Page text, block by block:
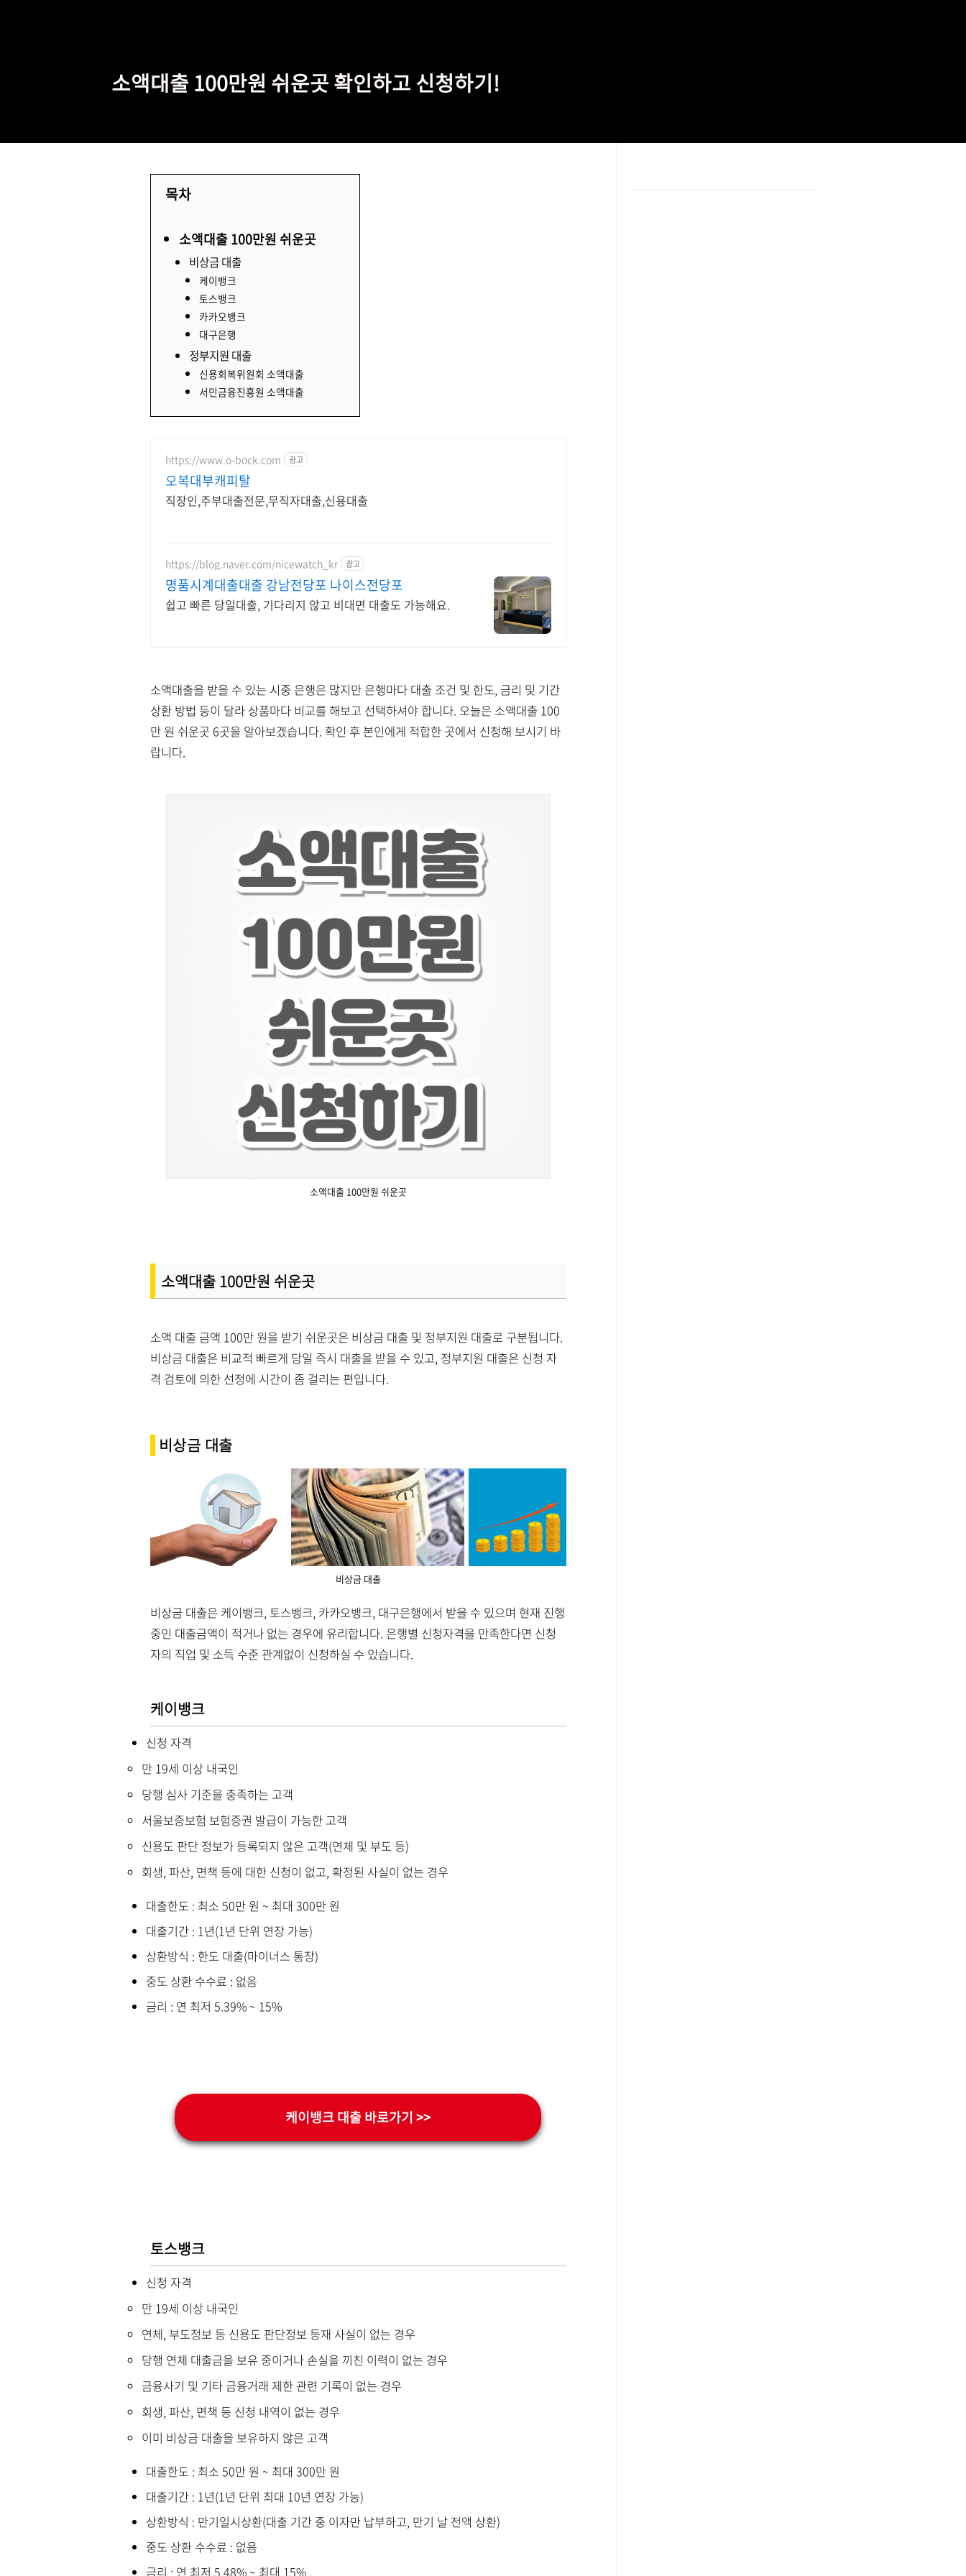
소액대출 100만원 쉬운곳 확인하고 신청하기!
목차
소액대출 100만원 쉬운곳
비상금 대출
케이뱅크
토스뱅크
카카오뱅크
대구은행
정부지원 대출
신용회복위원회 소액대출
서민금융진흥원 소액대출
https://www.o-bock.com 광고
오복대부캐피탈
직장인,주부대출전문,무직자대출,신용대출
https://blog.naver.com/nicewatch_kr 광고
명품시계대출대출 강남전당포 나이스전당포
쉽고 빠른 당일대출, 기다리지 않고 비대면 대출도 가능해요.
소액대출을 받을 수 있는 시중 은행은 많지만 은행마다 대출 조건 및 한도, 금리 및 기간
상환 방법 등이 달라 상품마다 비교를 해보고 선택하셔야 합니다. 오늘은 소액대출 100
만 원 쉬운곳 6곳을 알아보겠습니다. 확인 후 본인에게 적합한 곳에서 신청해 보시기 바
랍니다.
소액대출 100만원 쉬운곳
소액대출 100만원 쉬운곳
소액 대출 금액 100만 원을 받기 쉬운곳은 비상금 대출 및 정부지원 대출로 구분됩니다.
비상금 대출은 비교적 빠르게 당일 즉시 대출을 받을 수 있고, 정부지원 대출은 신청 자
격 검토에 의한 선정에 시간이 좀 걸리는 편입니다.
비상금 대출
비상금 대출
비상금 대출은 케이뱅크, 토스뱅크, 카카오뱅크, 대구은행에서 받을 수 있으며 현재 진행
중인 대출금액이 적거나 없는 경우에 유리합니다. 은행별 신청자격을 만족한다면 신청
자의 직업 및 소득 수준 관계없이 신청하실 수 있습니다.
케이뱅크
신청 자격
만 19세 이상 내국인
당행 심사 기준을 충족하는 고객
서울보증보험 보험증권 발급이 가능한 고객
신용도 판단 정보가 등록되지 않은 고객(연체 및 부도 등)
회생, 파산, 면책 등에 대한 신청이 없고, 확정된 사실이 없는 경우
대출한도 : 최소 50만 원 ~ 최대 300만 원
대출기간 : 1년(1년 단위 연장 가능)
상환방식 : 한도 대출(마이너스 통장)
중도 상환 수수료 : 없음
금리 : 연 최저 5.39% ~ 15%
케이뱅크 대출 바로가기 >>
토스뱅크
신청 자격
만 19세 이상 내국인
연체, 부도정보 등 신용도 판단정보 등재 사실이 없는 경우
당행 연체 대출금을 보유 중이거나 손실을 끼친 이력이 없는 경우
금융사기 및 기타 금융거래 제한 관련 기록이 없는 경우
회생, 파산, 면책 등 신청 내역이 없는 경우
이미 비상금 대출을 보유하지 않은 고객
대출한도 : 최소 50만 원 ~ 최대 300만 원
대출기간 : 1년(1년 단위 최대 10년 연장 가능)
상환방식 : 만기일시상환(대출 기간 중 이자만 납부하고, 만기 날 전액 상환)
중도 상환 수수료 : 없음
금리 : 연 최저 5.48% ~ 최대 15%